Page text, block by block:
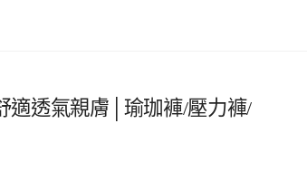
適透氣親膚│瑜珈褲/壓力褲/